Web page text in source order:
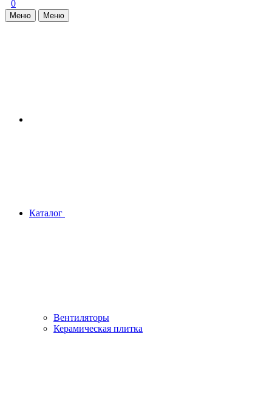
0
Меню Меню
Каталог
Вентиляторы
Керамическая плитка